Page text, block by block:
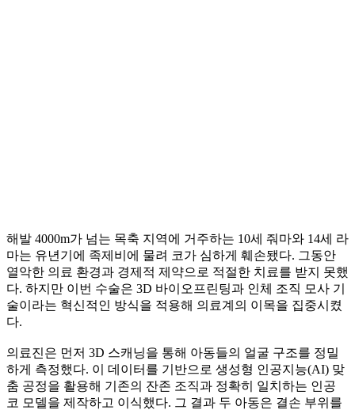
해발 4000m가 넘는 목축 지역에 거주하는 10세 줘마와 14세 라
마는 유년기에 족제비에 물려 코가 심하게 훼손됐다. 그동안
열악한 의료 환경과 경제적 제약으로 적절한 치료를 받지 못했
다. 하지만 이번 수술은 3D 바이오프린팅과 인체 조직 모사 기
술이라는 혁신적인 방식을 적용해 의료계의 이목을 집중시켰
다.
의료진은 먼저 3D 스캐닝을 통해 아동들의 얼굴 구조를 정밀
하게 측정했다. 이 데이터를 기반으로 생성형 인공지능(AI) 맞
춤 공정을 활용해 기존의 잔존 조직과 정확히 일치하는 인공
코 모델을 제작하고 이식했다. 그 결과 두 아동은 결손 부위를